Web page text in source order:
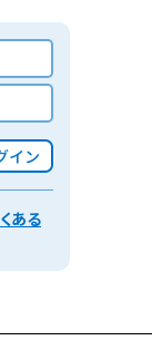
イン
ある